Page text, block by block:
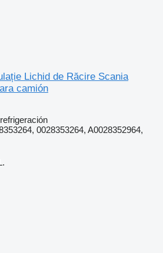
Lichid de Răcire Scania
camión
0028353264, A0028352964,